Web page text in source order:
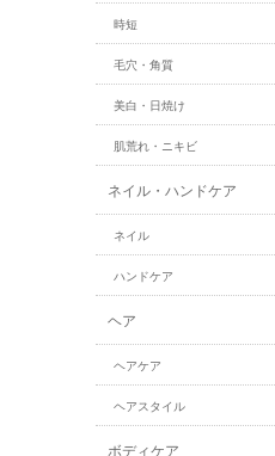
時短
毛穴・角質
美白・日焼け
肌荒れ・ニキビ
ネイル・ハンドケア
ネイル
ハンドケア
ヘア
ヘアケア
ヘアスタイル
ボディケア